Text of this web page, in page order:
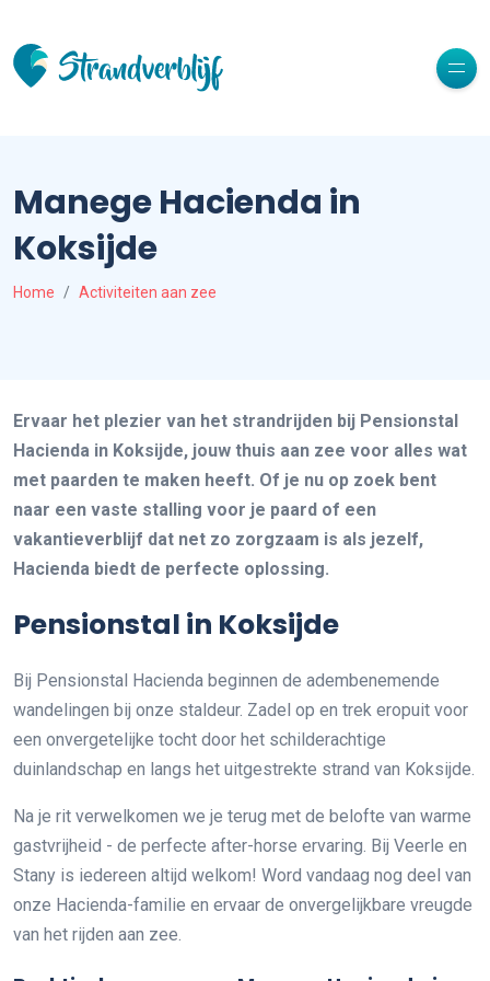
Manege Hacienda in
Koksijde
Home Activiteiten aan zee
Ervaar het plezier van het strandrijden bij Pensionstal
Hacienda in Koksijde, jouw thuis aan zee voor alles wat
met paarden te maken heeft. Of je nu op zoek bent
naar een vaste stalling voor je paard of een
vakantieverblijf dat net zo zorgzaam is als jezelf,
Hacienda biedt de perfecte oplossing.
Pensionstal in Koksijde
Bij Pensionstal Hacienda beginnen de adembenemende
wandelingen bij onze staldeur. Zadel op en trek eropuit voor
een onvergetelijke tocht door het schilderachtige
duinlandschap en langs het uitgestrekte strand van Koksijde.
Na je rit verwelkomen we je terug met de belofte van warme
gastvrijheid - de perfecte after-horse ervaring. Bij Veerle en
Stany is iedereen altijd welkom! Word vandaag nog deel van
onze Hacienda-familie en ervaar de onvergelijkbare vreugde
van het rijden aan zee.